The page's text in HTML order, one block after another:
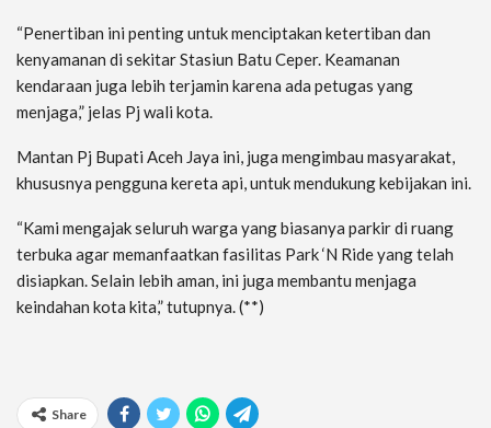
“Penertiban ini penting untuk menciptakan ketertiban dan
kenyamanan di sekitar Stasiun Batu Ceper. Keamanan
kendaraan juga lebih terjamin karena ada petugas yang
menjaga,” jelas Pj wali kota.
Mantan Pj Bupati Aceh Jaya ini, juga mengimbau masyarakat,
khususnya pengguna kereta api, untuk mendukung kebijakan ini.
“Kami mengajak seluruh warga yang biasanya parkir di ruang
terbuka agar memanfaatkan fasilitas Park ‘N Ride yang telah
disiapkan. Selain lebih aman, ini juga membantu menjaga
keindahan kota kita,” tutupnya. (**)
Share